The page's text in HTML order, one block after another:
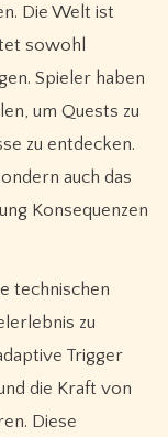
Die Welt ist
sowohl
Spieler haben
um Quests zu
zu entdecken.
auch das
Konsequenzen
technischen
zu
Trigger
die Kraft von
Diese